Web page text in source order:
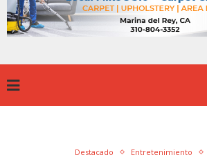
Destacado Entretenimiento